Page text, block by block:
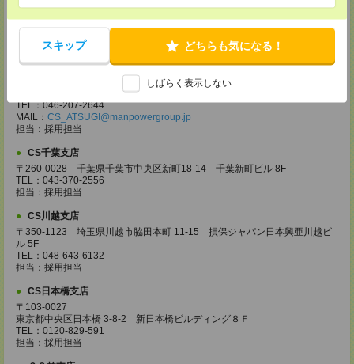
スキップ どちらも気になる！
しばらく表示しない
〒321-0953 栃木県宇都宮市東宿郷3-2-18 高知穂ビル2Ｆ
TEL：0120-923-962
MAIL：CS_UTSUNOMIYA@manpowergroup.jp
担当：採用担当
〒243-0014 神奈川県厚木市旭町1-2-1 日本生命本厚木ビル4階
TEL：046-207-2644
MAIL： CS_ATSUGI@manpowergroup.jp
担当：採用担当
CS千葉支店
〒260-0028 千葉県千葉市中央区新町18-14 千葉新町ビル 8F
TEL：043-370-2556
担当：採用担当
CS川越支店
〒350-1123 埼玉県川越市脇田本町 11-15 損保ジャパン日本興亜川越ビ
ル 5F
TEL：048-643-6132
担当：採用担当
CS日本橋支店
〒103-0027
東京都中央区日本橋 3-8-2 新日本橋ビルディング８Ｆ
TEL：0120-829-591
担当：採用担当